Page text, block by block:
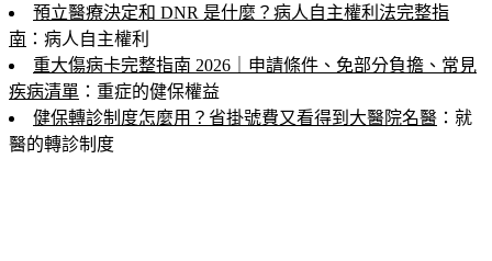
預立醫療決定和 DNR 是什麼？病人自主權利法完整指
南 ：病人自主權利
重大傷病卡完整指南 2026｜申請條件、免部分負擔、常見
疾病清單 ：重症的健保權益
健保轉診制度怎麼用？省掛號費又看得到大醫院名醫 ：就
醫的轉診制度